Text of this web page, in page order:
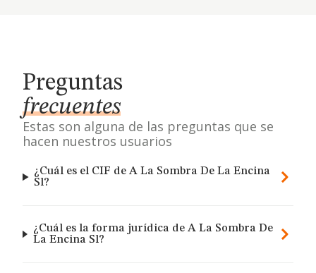
Preguntas
frecuentes
Estas son alguna de las preguntas que se
hacen nuestros usuarios
¿Cuál es el CIF de A La Sombra De La Encina
Sl?
¿Cuál es la forma jurídica de A La Sombra De
La Encina Sl?